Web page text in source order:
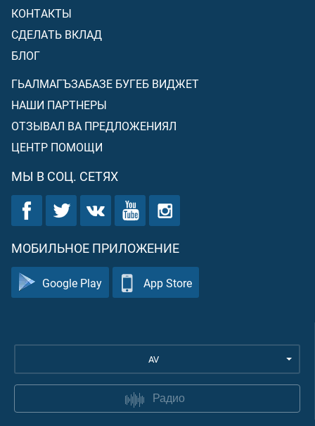
КОНТАКТЫ
СДЕЛАТЬ ВКЛАД
БЛОГ
ГЬАЛМАГЪЗАБАЗЕ БУГЕБ ВИДЖЕТ
НАШИ ПАРТНЕРЫ
ОТЗЫВАЛ ВА ПРЕДЛОЖЕНИЯЛ
ЦЕНТР ПОМОЩИ
МЫ В СОЦ. СЕТЯХ
МОБИЛЬНОЕ ПРИЛОЖЕНИЕ
Google Play App Store
AV
Радио